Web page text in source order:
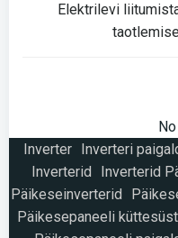
Elektrilevi
Inverter
Inverteri
Inverterid
Inverterid
Päikeseinverterid
Päikesepaneeli